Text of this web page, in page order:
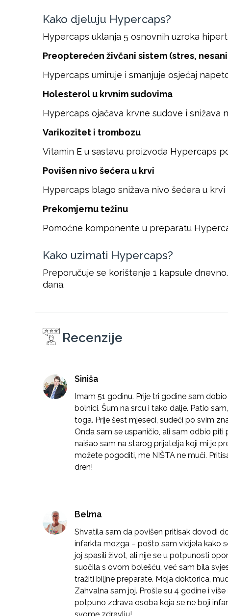
Kako djeluju Hypercaps?
Hypercaps uklanja 5 osnovnih uzroka
Preopterećen živčani sistem (stres,
Hypercaps umiruje i smanjuje osjećaj
Holesterol u krvnim sudovima
Hypercaps ojačava krvne sudove i snižava
Varikozitet i trombozu
Vitamin E u sastavu proizvoda Hypercaps
Povišen nivo šećera u krvi
Hypercaps blago snižava nivo šećera u
Prekomjernu težinu
Pomoćne komponente u preparatu
Kako uzimati Hypercaps?
Preporučuje se korištenje 1 kapsule
dana.
Recenzije
Siniša
Imam 51 godinu. Prije tri godine sam
bolnici. Šum na srcu i tako dalje. Patio
toga. Prije šest mjeseci, sudeći po svim
Onda sam se uspaničio, ali sam odbio piti
naišao sam na starog prijatelja koji mi je
možete pogoditi, me NIŠTA ne muči.
dren!
Belma
Shvatila sam da povišen pritisak dovodi
infarkta mozga – pošto sam vidjela kako
joj spasili život, ali nije se u potpunosti
suočila s ovom bolešću, već sam bila
tražiti biljne preparate. Moja doktorica,
Zahvalna sam joj. Prošle su 4 godine i
potpuno zdrava osoba koja se ne boji